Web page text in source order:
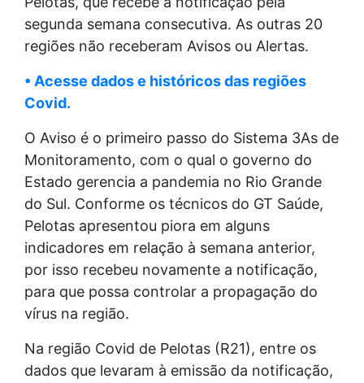
segunda semana consecutiva. As outras 20
regiões não receberam Avisos ou Alertas.
• Acesse dados e históricos das regiões
Covid.
O Aviso é o primeiro passo do Sistema 3As de
Monitoramento, com o qual o governo do
Estado gerencia a pandemia no Rio Grande
do Sul. Conforme os técnicos do GT Saúde,
Pelotas apresentou piora em alguns
indicadores em relação à semana anterior,
por isso recebeu novamente a notificação,
para que possa controlar a propagação do
vírus na região.
Na região Covid de Pelotas (R21), entre os
dados que levaram à emissão da notificação,